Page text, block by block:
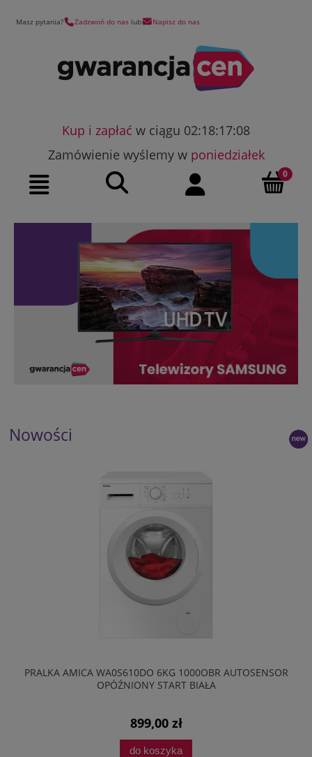
Masz pytania? Zadzwoń do nas lub Napisz do nas
Kup i zapłać w ciągu 02:18:17:07
Zamówienie wyślemy w poniedziałek
Nowości
PRALKA AMICA WA0S610DO 6KG 1000OBR AUTOSENSOR
OPÓŹNIONY START BIAŁA
899,00 zł
do koszyka